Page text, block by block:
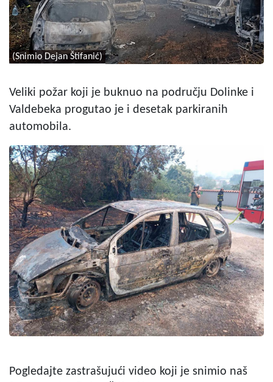
(Snimio Dejan Štifanić)
Veliki požar koji je buknuo na području Dolinke i
Valdebeka progutao je i desetak parkiranih
automobila.
Pogledajte zastrašujući video koji je snimio naš